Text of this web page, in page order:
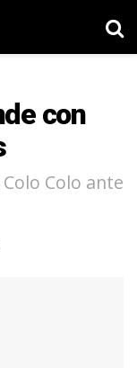
con
Colo ante